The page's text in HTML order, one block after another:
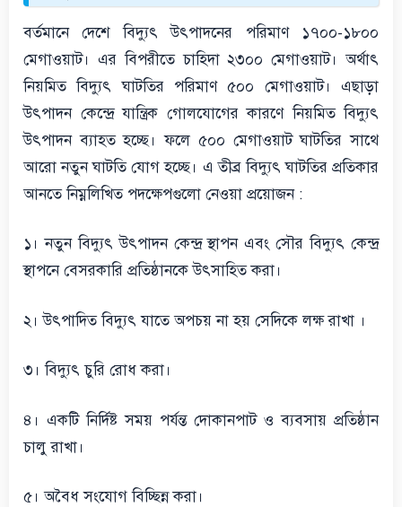
বর্তমানে দেশে বিদ্যুৎ উৎপাদনের পরিমাণ ১৭০০-১৮০০
মেগাওয়াট। এর বিপরীতে চাহিদা ২৩০০ মেগাওয়াট। অর্থাৎ
নিয়মিত বিদ্যুৎ ঘাটতির পরিমাণ ৫০০ মেগাওয়াট। এছাড়া
উৎপাদন কেন্দ্রে যান্ত্রিক গোলযোগের কারণে নিয়মিত বিদ্যুৎ
উৎপাদন ব্যাহত হচ্ছে। ফলে ৫০০ মেগাওয়াট ঘাটতির সাথে
আরো নতুন ঘাটতি যোগ হচ্ছে। এ তীব্র বিদ্যুৎ ঘাটতির প্রতিকার
আনতে নিম্নলিখিত পদক্ষেপগুলো নেওয়া প্রয়োজন :
১। নতুন বিদ্যুৎ উৎপাদন কেন্দ্র স্থাপন এবং সৌর বিদ্যুৎ কেন্দ্র
স্থাপনে বেসরকারি প্রতিষ্ঠানকে উৎসাহিত করা।
২। উৎপাদিত বিদ্যুৎ যাতে অপচয় না হয় সেদিকে লক্ষ রাখা ।
৩। বিদ্যুৎ চুরি রোধ করা।
৪। একটি নির্দিষ্ট সময় পর্যন্ত দোকানপাট ও ব্যবসায় প্রতিষ্ঠান
চালু রাখা।
৫। অবৈধ সংযোগ বিচ্ছিন্ন করা।